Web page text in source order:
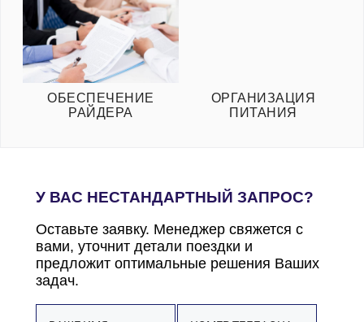
ОБЕСПЕЧЕНИЕ
РАЙДЕРА
ОРГАНИЗАЦИЯ
ПИТАНИЯ
У ВАС НЕСТАНДАРТНЫЙ ЗАПРОС?
Оставьте заявку. Менеджер свяжется с
вами, уточнит детали поездки и
предложит оптимальные решения Ваших
задач.